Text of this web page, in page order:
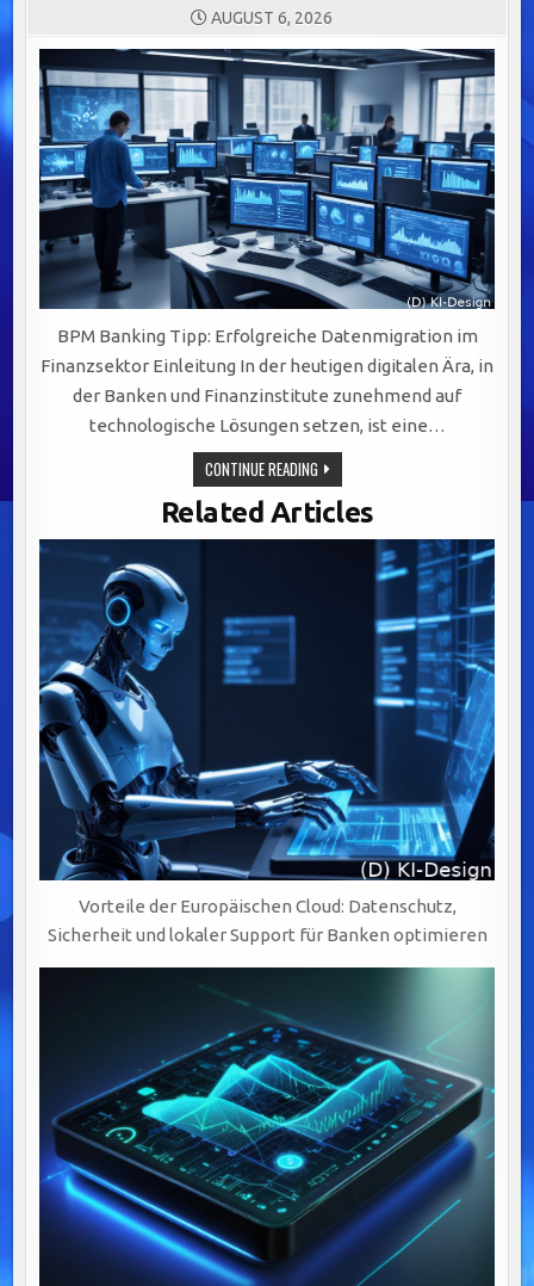
AUGUST 6, 2026
BPM Banking Tipp: Erfolgreiche Datenmigration im
Finanzsektor Einleitung In der heutigen digitalen Ära, in
der Banken und Finanzinstitute zunehmend auf
technologische Lösungen setzen, ist eine…
CONTINUE READINGERFOLGREICHE
DATENMIGRATION
IM
FINANZSEKTOR:
STRATEGIEN
UND
HERAUSFORDERUNGEN
MEISTERN
Related Articles
Vorteile der Europäischen Cloud: Datenschutz,
Sicherheit und lokaler Support für Banken optimieren